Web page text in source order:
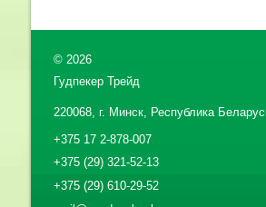
© 2026
Гудпекер Трейд
220068, г. Минск, Республика
+375 17 2-878-007
+375 (29) 321-52-13
+375 (29) 610-29-52